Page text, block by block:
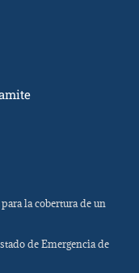
la cobertura de un
de Emergencia de